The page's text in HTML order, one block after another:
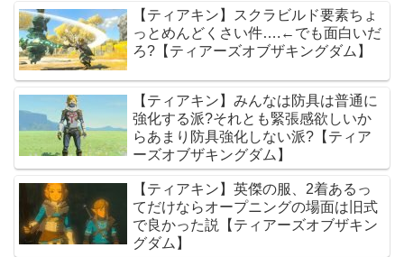
【ティアキン】スクラビルド要素ちょ
っとめんどくさい件….←でも面白いだ
ろ?【ティアーズオブザキングダム】
【ティアキン】みんなは防具は普通に
強化する派?それとも緊張感欲しいか
らあまり防具強化しない派?【ティア
ーズオブザキングダム】
【ティアキン】英傑の服、2着あるっ
てだけならオープニングの場面は旧式
で良かった説【ティアーズオブザキン
グダム】